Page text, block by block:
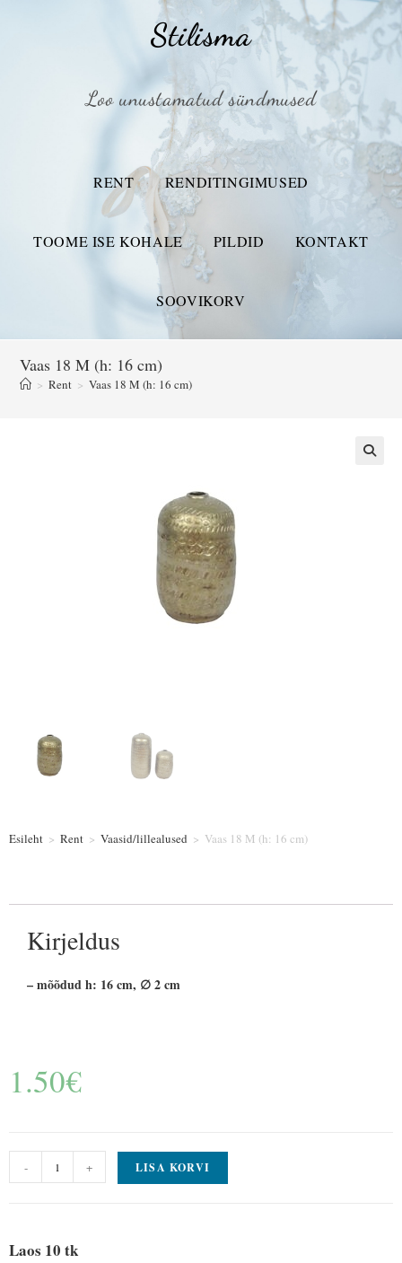
Stilisma
Loo unustamatud sündmused
RENT RENDITINGIMUSED
TOOME ISE KOHALE PILDID KONTAKT
SOOVIKORV
Vaas 18 M (h: 16 cm)
> Rent > Vaas 18 M (h: 16 cm)
Esileht > Rent > Vaasid/lillealused > Vaas 18 M (h: 16 cm)
Kirjeldus
– mõõdud h: 16 cm, ∅ 2 cm
1.50€
- + LISA KORVI
Laos 10 tk